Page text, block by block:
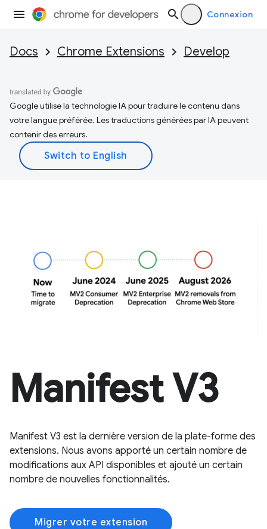
Connexion
Docs Chrome Extensions Develop
Google utilise la technologie IA pour traduire le contenu dans
votre langue préférée. Les traductions générées par IA peuvent
contenir des erreurs.
Manifest V3
Manifest V3 est la dernière version de la plate-forme des
extensions. Nous avons apporté un certain nombre de
modifications aux API disponibles et ajouté un certain
nombre de nouvelles fonctionnalités.
Migrer votre extension